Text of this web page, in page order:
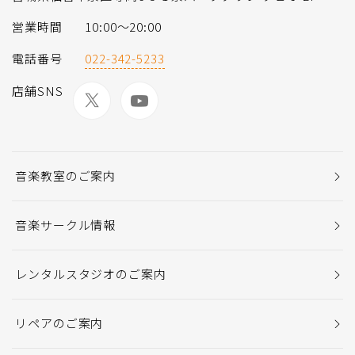
営業時間
10:00～20:00
電話番号
022-342-5233
店舗SNS
音楽教室のご案内
音楽サークル情報
レンタルスタジオのご案内
リペアのご案内